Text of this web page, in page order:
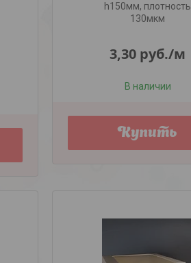
h150мм, плотность
130мкм
3,30 руб./м
В наличии
Купить